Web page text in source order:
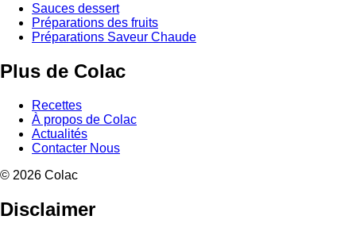
Sauces dessert
Préparations des fruits
Préparations Saveur Chaude
Plus de Colac
Recettes
À propos de Colac
Actualités
Contacter Nous
© 2026 Colac
Disclaimer